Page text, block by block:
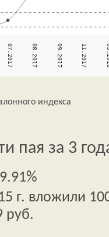
индекса
пая за 3
г. вложили
руб.